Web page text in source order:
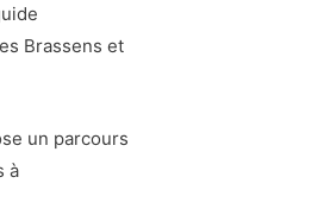
Brassens et
un parcours
à